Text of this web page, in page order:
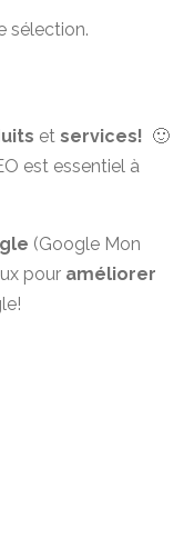
sélection.
et services! 🙂
est essentiel à
(Google Mon
pour améliorer